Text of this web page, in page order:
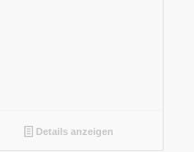
Details anzeigen